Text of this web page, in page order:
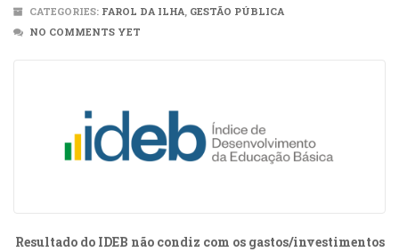
CATEGORIES: FAROL DA ILHA, GESTÃO PÚBLICA
NO COMMENTS YET
Resultado do IDEB não condiz com os gastos/investimentos